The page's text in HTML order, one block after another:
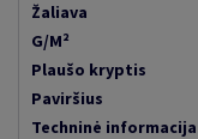
Žaliava
G/M²
Plaušo kryptis
Paviršius
Techninė informacija